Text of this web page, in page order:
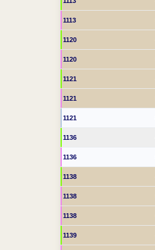
1113
1120
1120
1121
1121
1121
1136
1136
1138
1138
1138
1139